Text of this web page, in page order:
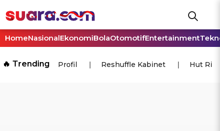
HomeNasionalEkonomiBolaOtomotifEntertainment
🔥 Trending Profil Reshuffle Kabinet Hut Ri